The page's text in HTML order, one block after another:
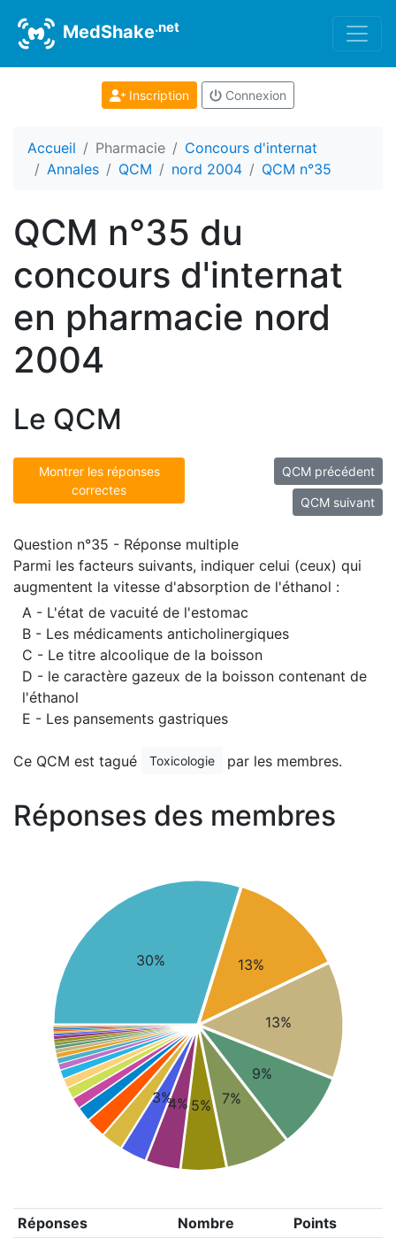
MedShake.net
Inscription Connexion
Accueil Pharmacie
Concours d'internat
Annales
QCM nord 2004 QCM n°35
QCM n°35 du
concours d'internat
en pharmacie nord
2004
Le QCM
Montrer les réponses
correctes
QCM précédent
QCM suivant
Question n°35 - Réponse multiple
Parmi les facteurs suivants, indiquer celui (ceux) qui
augmentent la vitesse d'absorption de l'éthanol :
A - L'état de vacuité de l'estomac
B - Les médicaments anticholinergiques
C - Le titre alcoolique de la boisson
D - le caractère gazeux de la boisson contenant de
l'éthanol
E - Les pansements gastriques
Ce QCM est tagué Toxicologie par les membres.
Réponses des membres
30% 13%
13%
9%
7%
5%
4%
3%
Réponses Nombre
Points